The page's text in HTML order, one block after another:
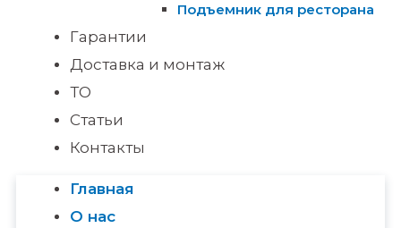
Подъемник для ресторана
Гарантии
Доставка и монтаж
ТО
Статьи
Контакты
Главная
О нас